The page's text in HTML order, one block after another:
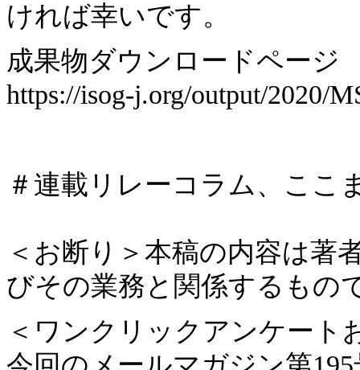
ければ幸いです。
成果物ダウンロードページ
https://isog-j.org/output/2020/
＃連載リレーコラム、ここ
＜お断り＞本稿の内容は著
びその業務と関係するもの
＜ワンクリックアンケート